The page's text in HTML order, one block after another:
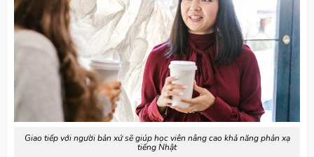
Giao tiếp với người bản xứ sẽ giúp học viên nâng cao khả năng phản xạ
tiếng Nhật